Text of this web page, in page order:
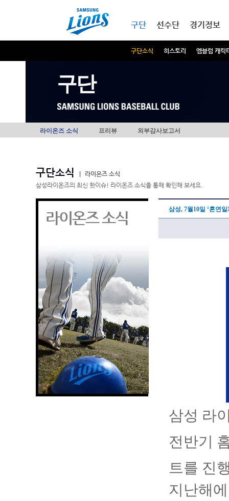
구단
구단소식 히스토리 엠블럼 캐릭
선수단 경기정보
구단
라이온즈 소식 프리뷰 외부감사보고서
구단소식
라이온즈 소식
삼성라이온즈의 최신 핫이슈! 라이온즈 소식을 통해 확인해 보세요.
라이온즈 소식 삼성, 7월10일 ‘혼연
삼성 라
전반기
트를 진
지난해